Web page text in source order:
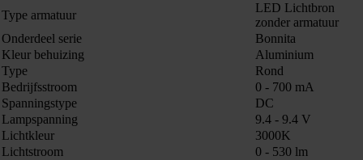
Type armatuur
LED Lichtbron
zonder armatuur
Onderdeel serie
Bonnita
Kleur behuizing
Aluminium
Type
Rond
Bedrijfsstroom
0 - 700 mA
Spanningstype
DC
Lampspanning
9.4 - 9.4 V
Lichtkleur
3000K
Lichtstroom
0 - 530 lm